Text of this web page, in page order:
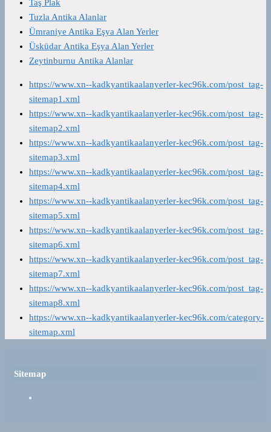
Taş Plak
Tuzla Antika Alanlar
Ümraniye Antika Eşya Alan Yerler
Üsküdar Antika Eşya Alan Yerler
Zeytinburnu Antika Alanlar
https://www.xn--kadkyantikaalanyerler-kec96k.com/post_tag-
sitemap1.xml
https://www.xn--kadkyantikaalanyerler-kec96k.com/post_tag-
sitemap2.xml
https://www.xn--kadkyantikaalanyerler-kec96k.com/post_tag-
sitemap3.xml
https://www.xn--kadkyantikaalanyerler-kec96k.com/post_tag-
sitemap4.xml
https://www.xn--kadkyantikaalanyerler-kec96k.com/post_tag-
sitemap5.xml
https://www.xn--kadkyantikaalanyerler-kec96k.com/post_tag-
sitemap6.xml
https://www.xn--kadkyantikaalanyerler-kec96k.com/post_tag-
sitemap7.xml
https://www.xn--kadkyantikaalanyerler-kec96k.com/post_tag-
sitemap8.xml
https://www.xn--kadkyantikaalanyerler-kec96k.com/category-
sitemap.xml
Sitemap